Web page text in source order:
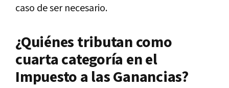
caso de ser necesario.
¿Quiénes tributan como
cuarta categoría en el
Impuesto a las Ganancias?